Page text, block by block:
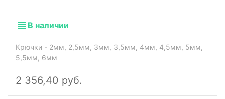
В наличии
Крючки - 2мм, 2,5мм, 3мм, 3,5мм, 4мм, 4,5мм, 5мм,
5,5мм, 6мм
2 356,40 руб.